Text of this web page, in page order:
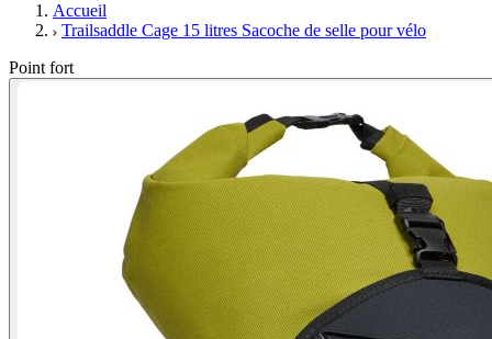
Accueil
Trailsaddle Cage 15 litres Sacoche de selle pour vélo
Point fort